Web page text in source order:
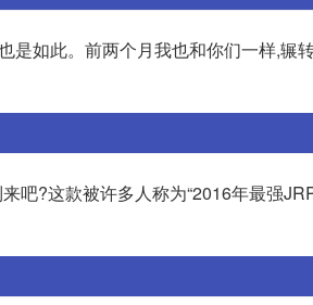
是如此。前两个月我也和你们一样,辗
吧?这款被许多人称为“2016年最强